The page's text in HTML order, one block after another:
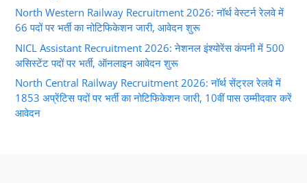
North Western Railway Recruitment 2026: नॉर्थ वेस्टर्न रेलवे में
66 पदों पर भर्ती का नोटिफिकेशन जारी, आवेदन शुरू
NICL Assistant Recruitment 2026: नेशनल इंश्योरेंस कंपनी में 500
असिस्टेंट पदों पर भर्ती, ऑनलाइन आवेदन शुरू
North Central Railway Recruitment 2026: नॉर्थ सेंट्रल रेलवे में
1853 अप्रेंटिस पदों पर भर्ती का नोटिफिकेशन जारी, 10वीं पास उम्मीदवार करें
आवेदन